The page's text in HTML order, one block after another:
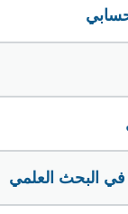
في البحث العلمي